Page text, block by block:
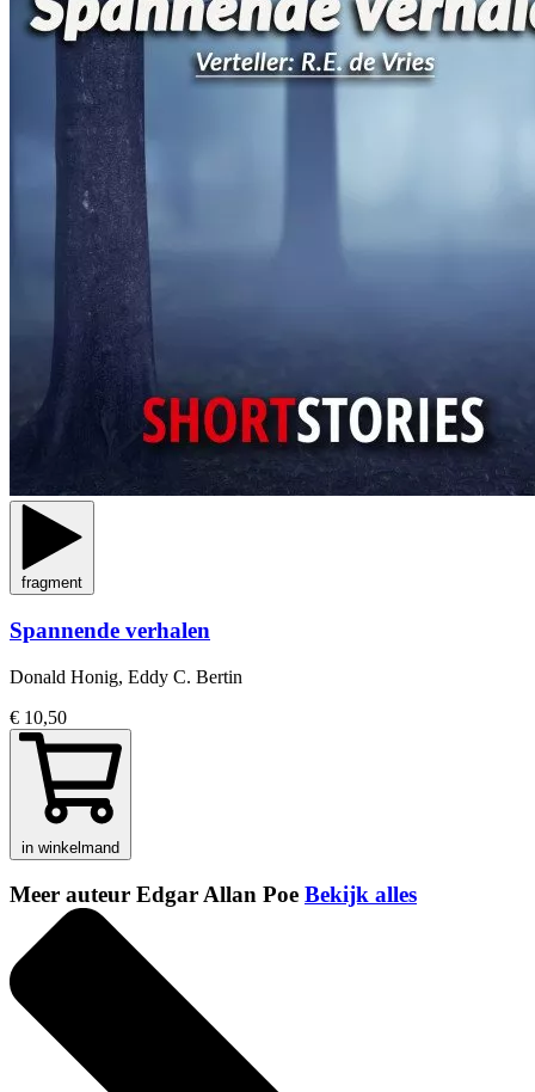
fragment
Spannende verhalen
Donald Honig, Eddy C. Bertin
€ 10,50
in winkelmand
Meer auteur Edgar Allan Poe Bekijk alles